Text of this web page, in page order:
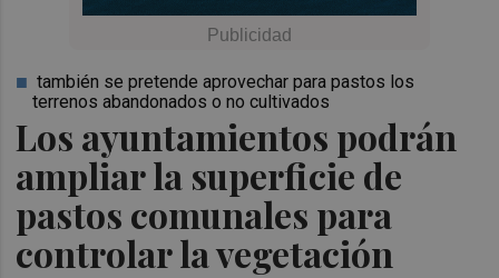
Los ayuntamientos podrán
ampliar la superficie de
pastos comunales para
controlar la vegetación
también se pretende aprovechar para pastos los
terrenos abandonados o no cultivados